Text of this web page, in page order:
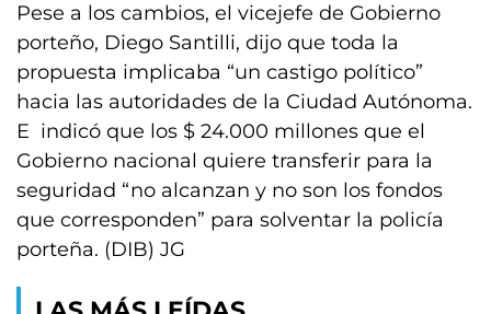
Pese a los cambios, el vicejefe de Gobierno
porteño, Diego Santilli, dijo que toda la
propuesta implicaba “un castigo político”
hacia las autoridades de la Ciudad Autónoma.
E indicó que los $ 24.000 millones que el
Gobierno nacional quiere transferir para la
seguridad “no alcanzan y no son los fondos
que corresponden” para solventar la policía
porteña. (DIB) JG